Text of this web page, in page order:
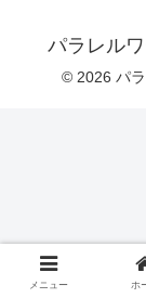
パラレル
© 2026 パ
メニュー ホ